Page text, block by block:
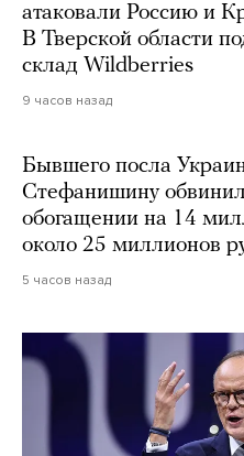
атаковали Россию и
В Тверской области
склад Wildberries
9 часов назад
Бывшего посла
Стефанишину
обогащении на 14
около 25 миллионов
5 часов назад